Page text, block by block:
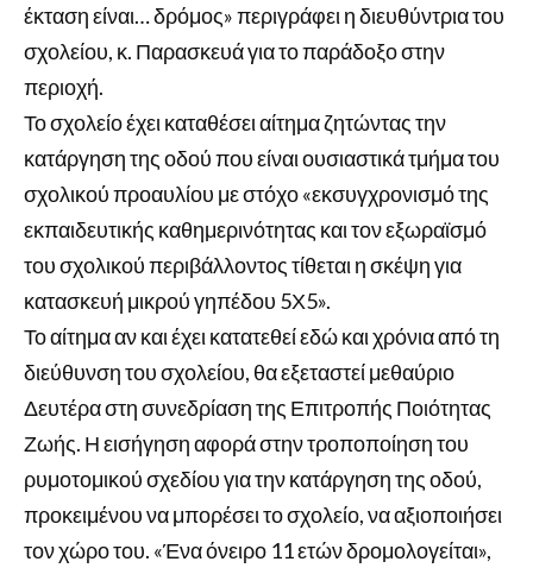
έκταση είναι… δρόμος» περιγράφει η διευθύντρια του
σχολείου, κ. Παρασκευά για το παράδοξο στην
περιοχή.
Το σχολείο έχει καταθέσει αίτημα ζητώντας την
κατάργηση της οδού που είναι ουσιαστικά τμήμα του
σχολικού προαυλίου με στόχο «εκσυγχρονισμό της
εκπαιδευτικής καθημερινότητας και τον εξωραϊσμό
του σχολικού περιβάλλοντος τίθεται η σκέψη για
κατασκευή μικρού γηπέδου 5Χ5».
Το αίτημα αν και έχει κατατεθεί εδώ και χρόνια από τη
διεύθυνση του σχολείου, θα εξεταστεί μεθαύριο
Δευτέρα στη συνεδρίαση της Επιτροπής Ποιότητας
Ζωής. Η εισήγηση αφορά στην τροποποίηση του
ρυμοτομικού σχεδίου για την κατάργηση της οδού,
προκειμένου να μπορέσει το σχολείο, να αξιοποιήσει
τον χώρο του. «Ένα όνειρο 11 ετών δρομολογείται»,